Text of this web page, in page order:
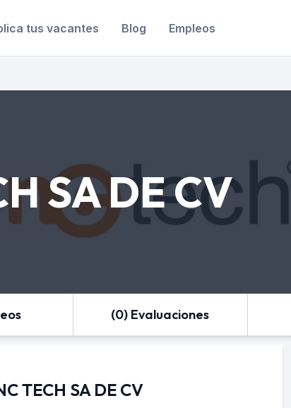
tus vacantes Blog Empleos
SA DE CV
(0) Evaluaciones
TECH SA DE CV